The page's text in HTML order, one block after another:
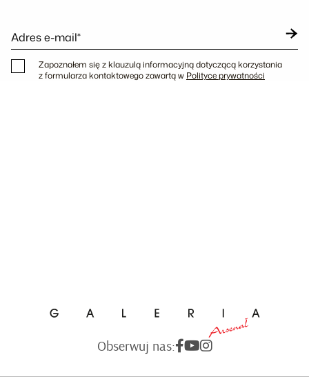
Adres e-mail*
Zapoznałem się z klauzulą informacyjną dotyczącą korzystania
z formularza kontaktowego zawartą w Polityce prywatności
Obserwuj nas: